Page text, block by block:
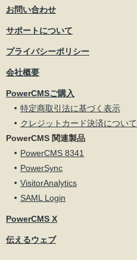
お問い合わせ
サポートについて
プライバシーポリシー
会社概要
PowerCMSご購入
特定商取引法に基づく表示
クレジットカード決済について
PowerCMS 関連製品
PowerCMS 8341
PowerSync
VisitorAnalytics
SAML Login
PowerCMS X
伝えるウェブ